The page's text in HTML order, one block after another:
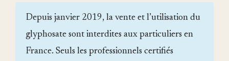
Depuis janvier 2019, la vente et l’utilisation du
glyphosate sont interdites aux particuliers en
France. Seuls les professionnels certifiés